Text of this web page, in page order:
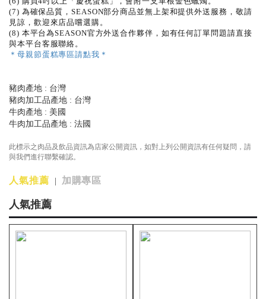
(7) 為確保品質，SEASON部分商品並無上架和提供外送服務，敬請
見諒，歡迎來店品嚐選購。
(8) 本平台為SEASON官方外送合作夥伴，如有任何訂單問題請直接
與本平台客服聯絡。
＊母親節蛋糕專區請點我＊
豬肉產地 : 台灣
豬肉加工品產地 : 台灣
牛肉產地 : 美國
牛肉加工品產地 : 法國
此標示之肉品及飲品資訊為店家公開資訊，如對上列公開資訊有任何疑問，請
與我們進行聯繫確認。
人氣推薦 加購專區
人氣推薦